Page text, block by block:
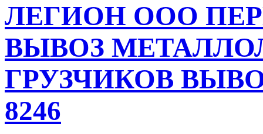
ЛЕГИОН ООО
ВЫВОЗ
ГРУЗЧИКОВ
8246